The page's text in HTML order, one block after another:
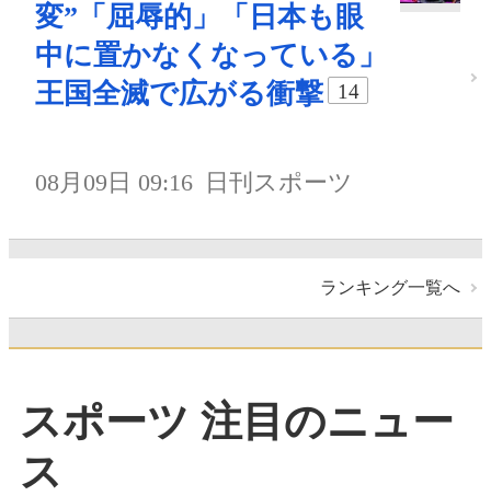
変”「屈辱的」「日本も眼
中に置かなくなっている」
王国全滅で広がる衝撃
14
08月09日 09:16 日刊スポーツ
ランキング一覧へ
スポーツ 注目のニュー
ス